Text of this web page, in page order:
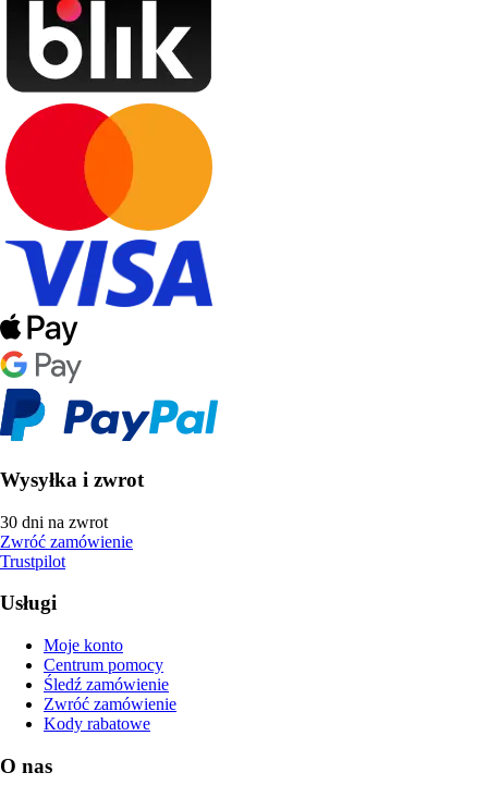
Wysyłka i zwrot
30 dni na zwrot
Zwróć zamówienie
Trustpilot
Usługi
Moje konto
Centrum pomocy
Śledź zamówienie
Zwróć zamówienie
Kody rabatowe
O nas